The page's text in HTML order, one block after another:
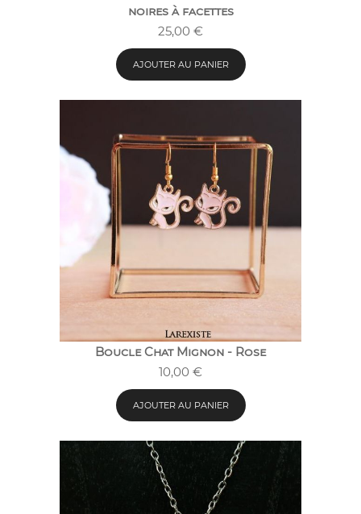
noires à facettes
25,00 €
AJOUTER AU PANIER
Boucle Chat Mignon - Rose
10,00 €
AJOUTER AU PANIER